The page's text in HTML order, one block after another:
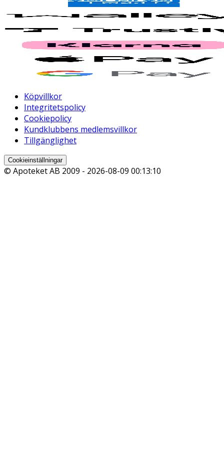
Köpvillkor
Integritetspolicy
Cookiepolicy
Kundklubbens medlemsvillkor
Tillgänglighet
Cookieinställningar
© Apoteket AB 2009 - 2026-08-09 00:13:10